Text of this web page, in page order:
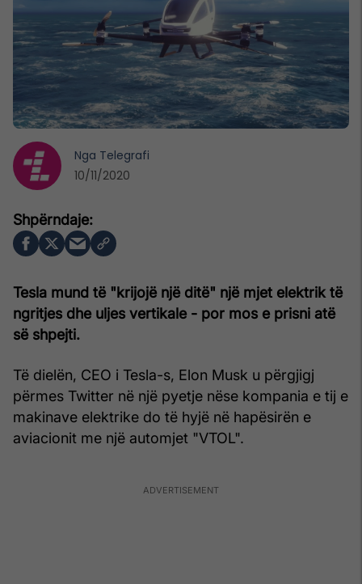
Tesla mund të "krijojë një ditë" një mjet elektrik të
ngritjes dhe uljes vertikale - por mos e prisni atë
së shpejti.
Të dielën, CEO i Tesla-s, Elon Musk u përgjigj
përmes Twitter në një pyetje nëse kompania e tij e
makinave elektrike do të hyjë në hapësirën e
aviacionit me një automjet "VTOL".
Nga Telegrafi
10/11/2020